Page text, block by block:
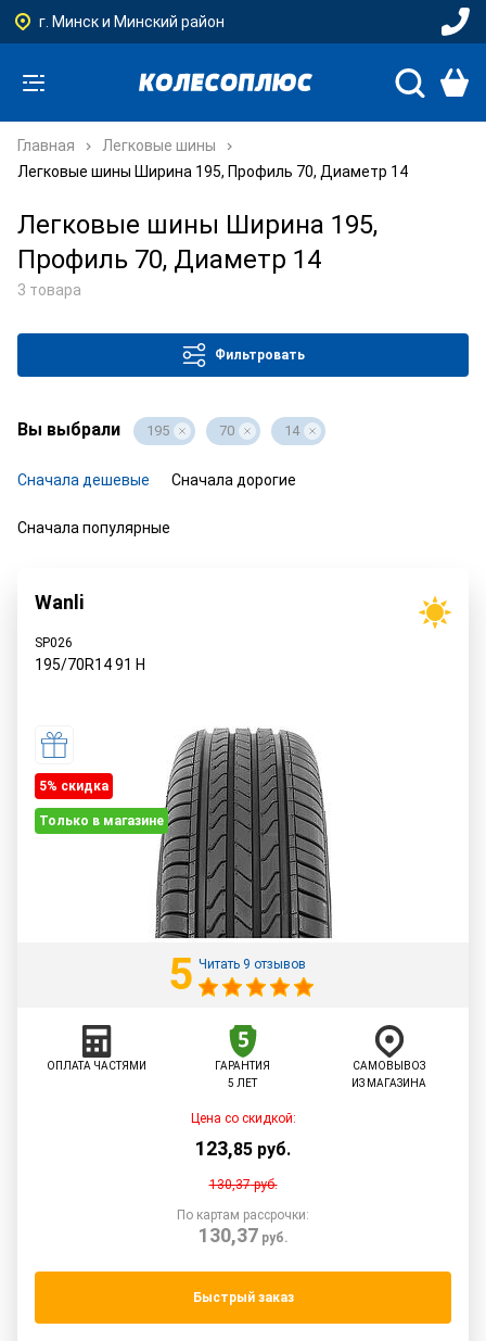
г. Минск и Минский район
Главная
Легковые шины
Легковые шины Ширина 195, Профиль 70, Диаметр 14
Легковые шины Ширина 195,
Профиль 70, Диаметр 14
3 товара
Фильтровать
Вы выбрали 195 70 14
Сначала дешевые Сначала дорогие
Сначала популярные
Wanli
SP026
195/70R1491 H
5% cкидка
Только в магазине
5 Читать 9 отзывов
ОПЛАТА ЧАСТЯМИ
ГАРАНТИЯ
5 ЛЕТ
САМОВЫВОЗ
ИЗ МАГАЗИНА
Цена со скидкой:
123,85 руб.
130,37руб.
По картам рассрочки:
130,37 руб.
Быстрый заказ